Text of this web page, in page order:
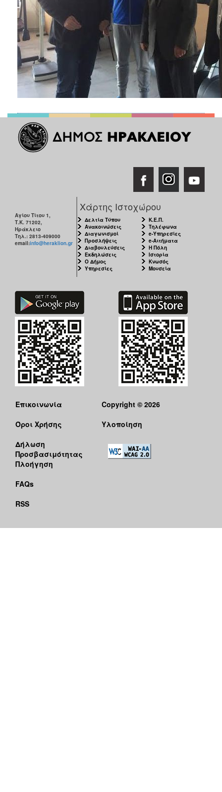
Αγίου Τίτου 1,
Τ.Κ. 71202,
Ηράκλειο
Τηλ.: 2813-409000
email:info@heraklion.gr
Χάρτης Ιστοχώρου
Δελτία Τύπου
Ανακοινώσεις
Διαγωνισμοί
Προσλήψεις
Διαβουλεύσεις
Εκδηλώσεις
Ο Δήμος
Υπηρεσίες
Κ.Ε.Π.
Τηλέφωνα
e-Υπηρεσίες
e-Αιτήματα
Η Πόλη
Ιστορία
Κνωσός
Μουσεία
Επικοινωνία
Όροι Χρήσης
Δήλωση
Προσβασιμότητας
Πλοήγηση
FAQs
RSS
Copyright © 2026
Υλοποίηση